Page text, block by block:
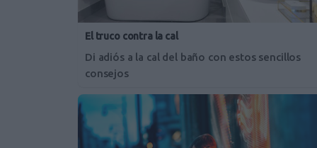
El truco contra la cal
Di adiós a la cal del baño con estos sencillos
consejos